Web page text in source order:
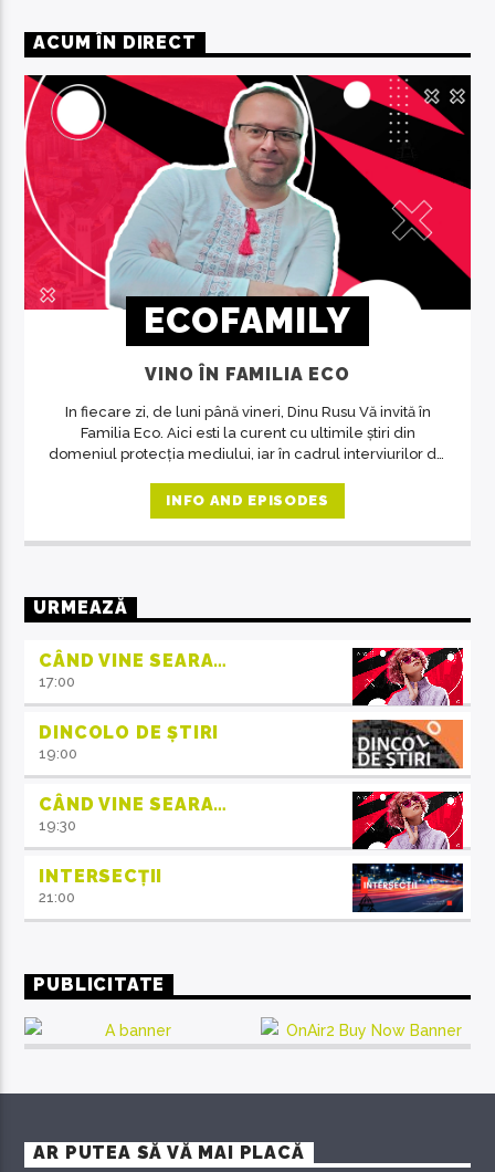
ACUM ÎN DIRECT
ECOFAMILY
VINO ÎN FAMILIA ECO
In fiecare zi, de luni până vineri, Dinu Rusu Vă invită în
Familia Eco. Aici esti la curent cu ultimile știri din
domeniul protecția mediului, iar în cadrul interviurilor de
familie.
INFO AND EPISODES
URMEAZĂ
CÂND VINE SEARA…
17:00
DINCOLO DE ȘTIRI
19:00
CÂND VINE SEARA…
19:30
INTERSECȚII
21:00
PUBLICITATE
AR PUTEA SĂ VĂ MAI PLACĂ